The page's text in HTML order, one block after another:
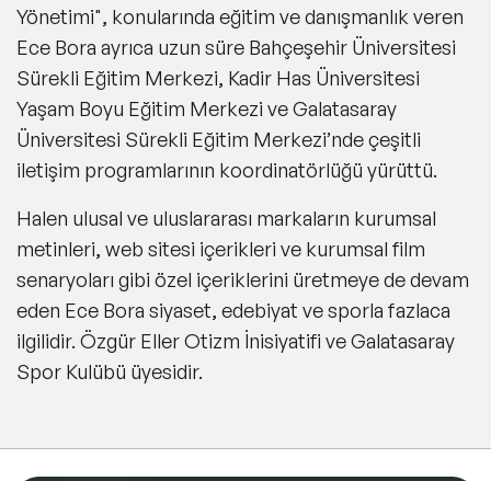
Yönetimi", konularında eğitim ve danışmanlık veren
Ece Bora ayrıca uzun süre Bahçeşehir Üniversitesi
Sürekli Eğitim Merkezi, Kadir Has Üniversitesi
Yaşam Boyu Eğitim Merkezi ve Galatasaray
Üniversitesi Sürekli Eğitim Merkezi’nde çeşitli
iletişim programlarının koordinatörlüğü yürüttü.
Halen ulusal ve uluslararası markaların kurumsal
metinleri, web sitesi içerikleri ve kurumsal film
senaryoları gibi özel içeriklerini üretmeye de devam
eden Ece Bora siyaset, edebiyat ve sporla fazlaca
ilgilidir. Özgür Eller Otizm İnisiyatifi ve Galatasaray
Spor Kulübü üyesidir.